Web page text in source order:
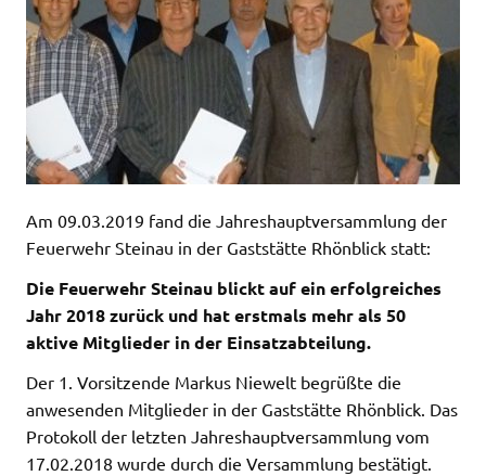
Am 09.03.2019 fand die Jahreshauptversammlung der
Feuerwehr Steinau in der Gaststätte Rhönblick statt:
Die Feuerwehr Steinau blickt auf ein erfolgreiches
Jahr 2018 zurück und hat erstmals mehr als 50
aktive Mitglieder in der Einsatzabteilung.
Der 1. Vorsitzende Markus Niewelt begrüßte die
anwesenden Mitglieder in der Gaststätte Rhönblick. Das
Protokoll der letzten Jahreshauptversammlung vom
17.02.2018 wurde durch die Versammlung bestätigt.